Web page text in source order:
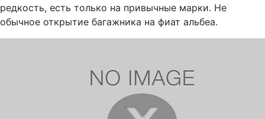
редкость, есть только на привычные марки. Не
обычное открытие багажника на фиат альбеа.